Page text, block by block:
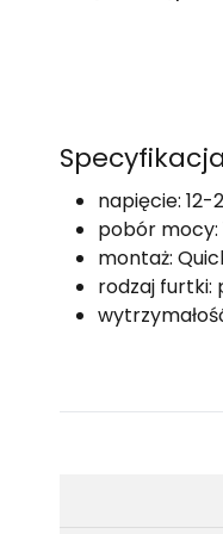
napięcie: 12-
pobór mocy:
montaż:
rodzaj furtki: